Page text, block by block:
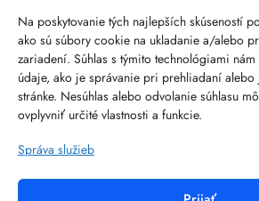
Na poskytovanie tých najlepších skúseností
ako sú súbory cookie na ukladanie a/alebo
zariadení. Súhlas s týmito technológiami
údaje, ako je správanie pri prehliadaní
stránke. Nesúhlas alebo odvolanie súhlasu
ovplyvniť určité vlastnosti a funkcie.
Správa služieb
Kontaktujte nás
+421 905 758 569
academy@brainit.com
041/38 107 14